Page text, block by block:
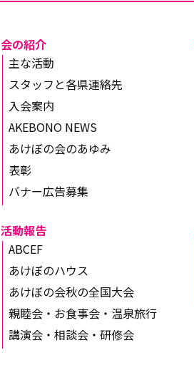
会の紹介
主な活動
スタッフと各県連絡先
入会案内
AKEBONO NEWS
あけぼの会のあゆみ
表彰
バナー広告募集
活動報告
ABCEF
あけぼのハウス
あけぼの会秋の全国大会
親睦会・お食事会・温泉旅行
講演会・相談会・研修会